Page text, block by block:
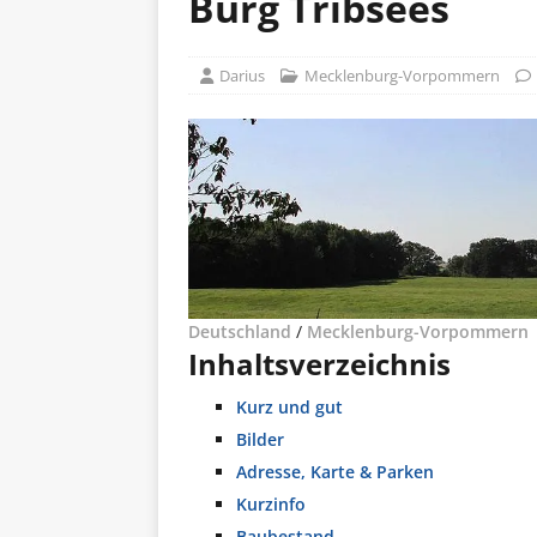
Darius Mecklenburg-Vorpommern
Deutschland / Mecklenburg-Vorpommern
Inhaltsverzeichnis
Kurz und gut
Bilder
Adresse, Karte & Parken
Kurzinfo